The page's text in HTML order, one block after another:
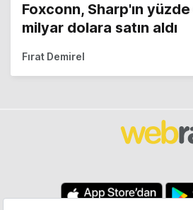
Foxconn, Sharp'ın yüzde
milyar dolara satın aldı
Fırat Demirel